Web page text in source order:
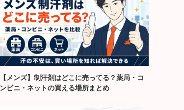
【メンズ】制汗剤はどこに売ってる？薬局・コ
ンビニ・ネットの買える場所まとめ